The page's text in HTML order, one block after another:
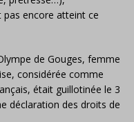
pas encore atteint ce
de Gouges, femme
considérée comme
était guillotinée le 3
déclaration des droits de